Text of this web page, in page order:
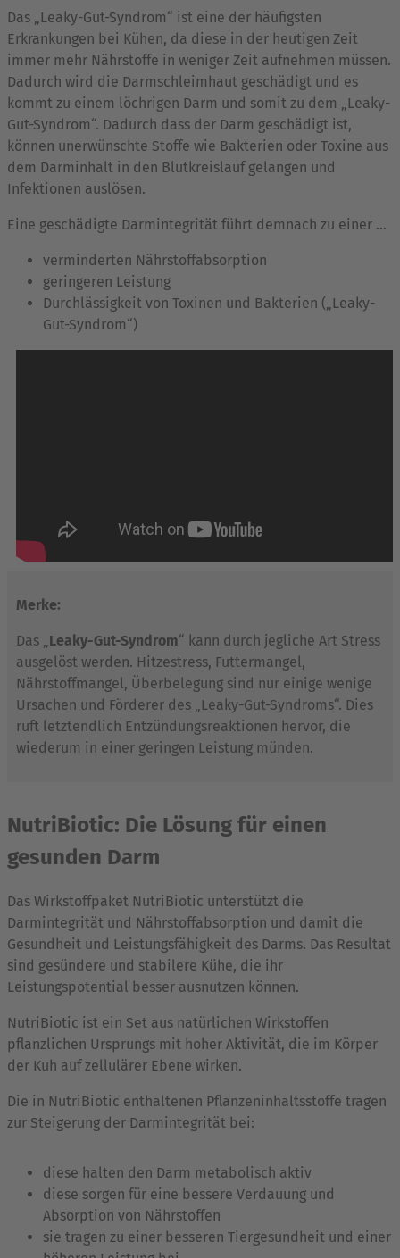
Das „Leaky-Gut-Syndrom“ ist eine der häufigsten
Erkrankungen bei Kühen, da diese in der heutigen Zeit
immer mehr Nährstoffe in weniger Zeit aufnehmen müssen.
Dadurch wird die Darmschleimhaut geschädigt und es
kommt zu einem löchrigen Darm und somit zu dem „Leaky-
Gut-Syndrom“. Dadurch dass der Darm geschädigt ist,
können unerwünschte Stoffe wie Bakterien oder Toxine aus
dem Darminhalt in den Blutkreislauf gelangen und
Infektionen auslösen.
Eine geschädigte Darmintegrität führt demnach zu einer …
verminderten Nährstoffabsorption
geringeren Leistung
Durchlässigkeit von Toxinen und Bakterien („Leaky-
Gut-Syndrom“)
Merke:
Das „ Leaky-Gut-Syndrom“ kann durch jegliche Art Stress
ausgelöst werden. Hitzestress, Futtermangel,
Nährstoffmangel, Überbelegung sind nur einige wenige
Ursachen und Förderer des „Leaky-Gut-Syndroms“. Dies
ruft letztendlich Entzündungsreaktionen hervor, die
wiederum in einer geringen Leistung münden.
NutriBiotic: Die Lösung für einen
gesunden Darm
Das Wirkstoffpaket NutriBiotic unterstützt die
Darmintegrität und Nährstoffabsorption und damit die
Gesundheit und Leistungsfähigkeit des Darms. Das Resultat
sind gesündere und stabilere Kühe, die ihr
Leistungspotential besser ausnutzen können.
NutriBiotic ist ein Set aus natürlichen Wirkstoffen
pflanzlichen Ursprungs mit hoher Aktivität, die im Körper
der Kuh auf zellulärer Ebene wirken.
Die in NutriBiotic enthaltenen Pflanzeninhaltsstoffe tragen
zur Steigerung der Darmintegrität bei:
diese halten den Darm metabolisch aktiv
diese sorgen für eine bessere Verdauung und
Absorption von Nährstoffen
sie tragen zu einer besseren Tiergesundheit und einer